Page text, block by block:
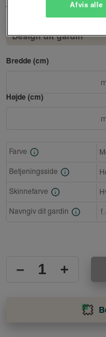
fra
Design dit gardin
Bredde (cm)
Højde (cm)
Farve
Betjeningsside
Skinnefarve
Navngiv dit gardin
– +
Afvis alle